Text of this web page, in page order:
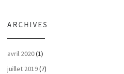
ARCHIVES
avril 2020(1)
juillet 2019(7)